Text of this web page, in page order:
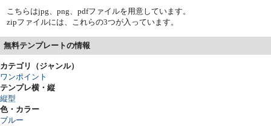
こちらはjpg、png、pdfファイルを用意しています。
zipファイルには、これらの3つが入っています。
無料テンプレートの情報
カテゴリ（ジャンル）
ワンポイント
テンプレ横・縦
縦型
色・カラー
ブルー